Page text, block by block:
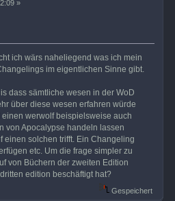
»
ich wärs naheliegend was ich mein
im eigentlichen Sinne gibt.
dass sämtliche wesen in der WoD
über diese wesen erfahren würde
werwolf beispielsweise auch
von Apocalypse handeln lassen
einen solchen trifft. Ein Changeling
etc. Um die frage simpler zu
von Büchern der zweiten Edition
edition beschäftigt hat?
Gespeichert